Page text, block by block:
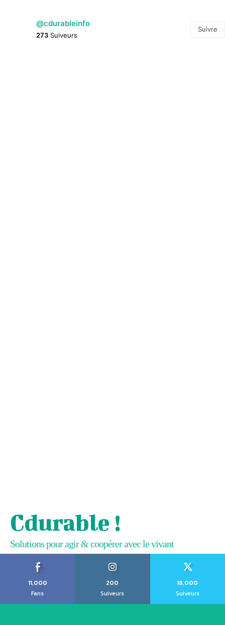
@cdurableinfo
273 Suiveurs
Suivre
Cdurable !
Solutions pour agir & coopérer avec le vivant
11,000
Fans
200
Suiveurs
18,000
Suiveurs